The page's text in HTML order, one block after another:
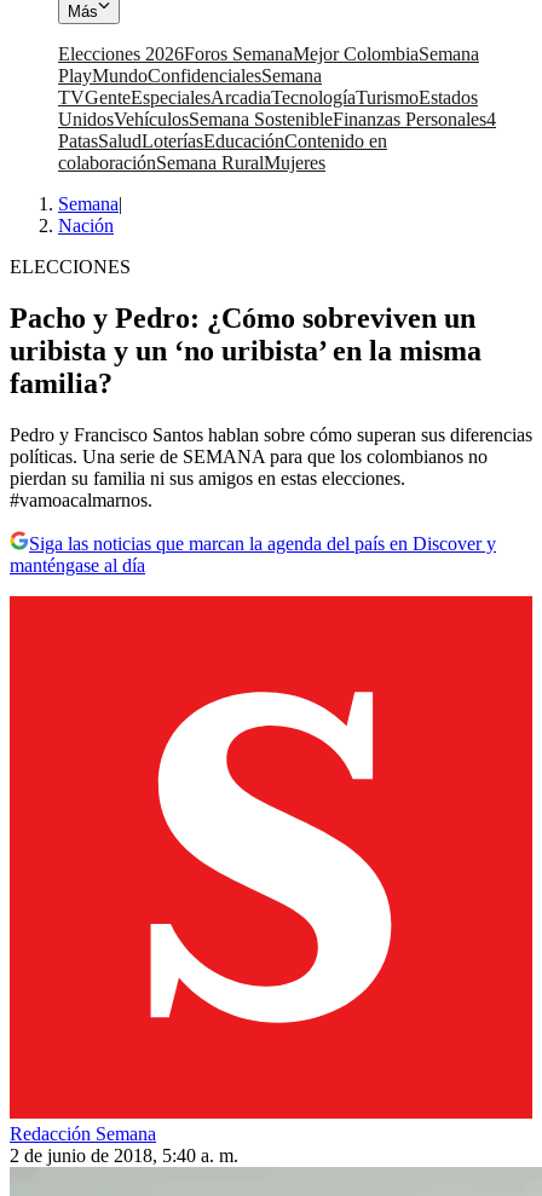
Más
Elecciones 2026Foros SemanaMejor ColombiaSemana
PlayMundoConfidencialesSemana
TVGenteEspecialesArcadiaTecnologíaTurismoEstados
UnidosVehículosSemana SostenibleFinanzas Personales4
PatasSaludLoteríasEducaciónContenido en
colaboraciónSemana RuralMujeres
Semana|
Nación
ELECCIONES
Pacho y Pedro: ¿Cómo sobreviven un
uribista y un ‘no uribista’ en la misma
familia?
Pedro y Francisco Santos hablan sobre cómo superan sus diferencias
políticas. Una serie de SEMANA para que los colombianos no
pierdan su familia ni sus amigos en estas elecciones.
#vamoacalmarnos.
Siga las noticias que marcan la agenda del país en Discover y
manténgase al día
Redacción Semana
2 de junio de 2018, 5:40 a. m.